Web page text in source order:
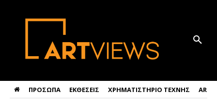
ΠΡΟΣΩΠΑ ΕΚΘΕΣΕΙΣ ΧΡΗΜΑΤΙΣΤΗΡΙΟ ΤΕΧΝΗΣ ART